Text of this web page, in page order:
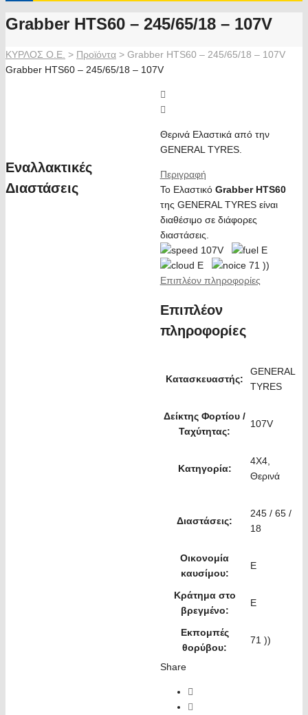
Grabber HTS60 – 245/65/18 – 107V
ΚΥΡΛΟΣ Ο.Ε. > Προϊόντα > Grabber HTS60 – 245/65/18 – 107V
Grabber HTS60 – 245/65/18 – 107V
Θερινά Ελαστικά από την
GENERAL TYRES.
Περιγραφή
Το Ελαστικό Grabber HTS60
της GENERAL TYRES είναι
διαθέσιμο σε διάφορες
διαστάσεις.
107V
E
E
71 ))
Επιπλέον πληροφορίες
Επιπλέον
πληροφορίες
Κατασκευαστής:
GENERAL
TYRES
Δείκτης Φορτίου /
Ταχύτητας:
107V
Κατηγορία:
4X4,
Θερινά
Διαστάσεις:
245 / 65 /
18
Οικονομία
καυσίμου:
E
Κράτημα στο
βρεγμένο:
E
Εκπομπές
θορύβου:
71 ))
Share
Εναλλακτικές
Διαστάσεις